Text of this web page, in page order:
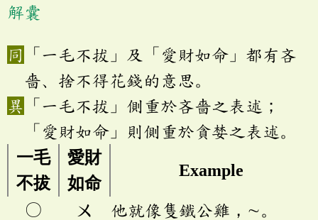
解囊
「一毛不拔」及「愛財如命」都有吝
嗇、捨不得花錢的意思。
「一毛不拔」側重於吝嗇之表述；
「愛財如命」則側重於貪婪之表述。
一毛
不拔
愛財
如命
Example
〇 ㄨ 他就像隻鐵公雞，∼。